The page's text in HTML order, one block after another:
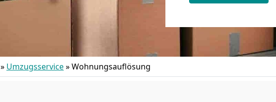
» Umzugsservice»Wohnungsauflösung